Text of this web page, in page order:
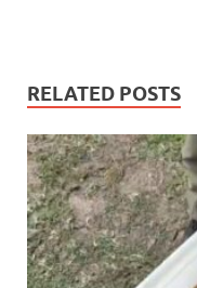
RELATED POSTS